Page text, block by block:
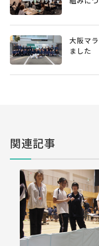
大阪マ
ました
関連記事